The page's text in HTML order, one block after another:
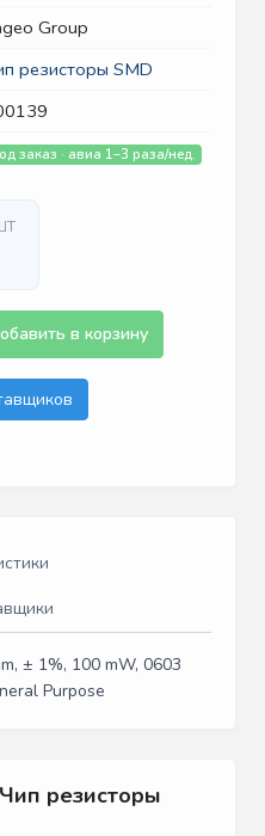
Group
резисторы SMD
заказ · авиа 1–3 раза/нед.
в корзину
± 1%, 100 mW, 0603
Purpose
резисторы